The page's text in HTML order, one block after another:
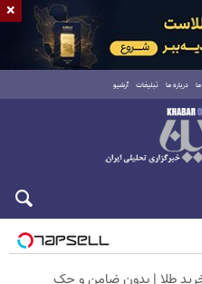
درباره ما تبلیغات آرشیو
×